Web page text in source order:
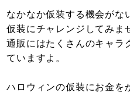
なかなか仮装する機会がな
仮装にチャレンジしてみま
通販にはたくさんのキャラ
ていますよ。
ハロウィンの仮装にお金を